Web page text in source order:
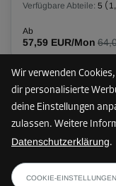
Wir verwenden
dir personalisierte
deine Einstellungen
zulassen. Weitere
Datenschutzerklärung.
COOKIE-EINSTELLUNGEN
Verfügbare Abteile: 5 (
Ab
57,59 EUR/Mon
22087 Hamburg
121,49 EUR/Mon